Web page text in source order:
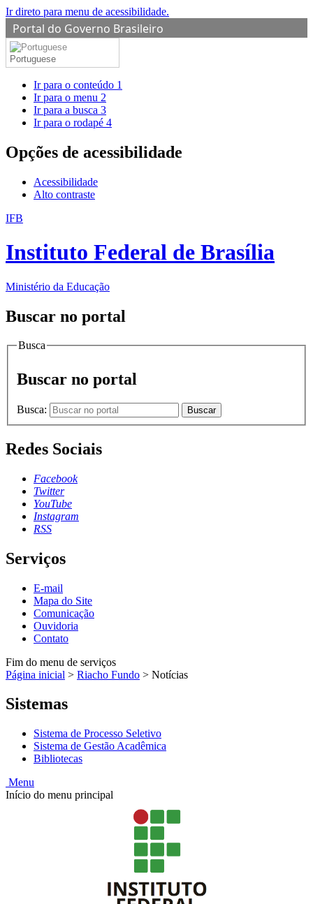
Ir direto para menu de acessibilidade.
Portal do Governo Brasileiro
Portuguese
Ir para o conteúdo 1
Ir para o menu 2
Ir para a busca 3
Ir para o rodapé 4
Opções de acessibilidade
Acessibilidade
Alto contraste
IFB
Instituto Federal de Brasília
Ministério da Educação
Buscar no portal
Busca
Buscar no portal
Busca: Buscar
Redes Sociais
Facebook
Twitter
YouTube
Instagram
RSS
Serviços
E-mail
Mapa do Site
Comunicação
Ouvidoria
Contato
Fim do menu de serviços
Página inicial > Riacho Fundo > Notícias
Sistemas
Sistema de Processo Seletivo
Sistema de Gestão Acadêmica
Bibliotecas
Menu
Início do menu principal